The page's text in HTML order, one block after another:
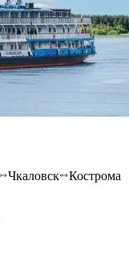
Чкаловск
Кострома